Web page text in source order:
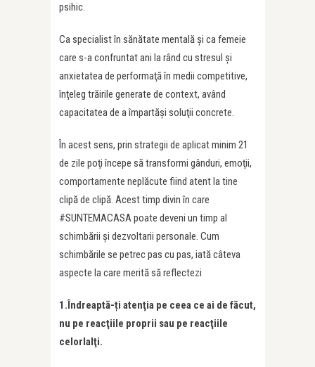
psihic.
Ca specialist în sănătate mentală şi ca femeie
care s-a confruntat ani la rând cu stresul şi
anxietatea de performaţă în medii competitive,
înţeleg trăirile generate de context, având
capacitatea de a împartăşi soluţii concrete.
În acest sens, prin strategii de aplicat minim 21
de zile poţi începe să transformi gânduri, emoţii,
comportamente neplăcute fiind atent la tine
clipă de clipă. Acest timp divin în care
#SUNTEMACASA poate deveni un timp al
schimbării şi dezvoltarii personale. Cum
schimbările se petrec pas cu pas, iată câteva
aspecte la care merită să reflectezi
1.Îndreaptă-ți atenţia pe ceea ce ai de făcut,
nu pe reacţiile proprii sau pe reacţiile
celorlalţi.